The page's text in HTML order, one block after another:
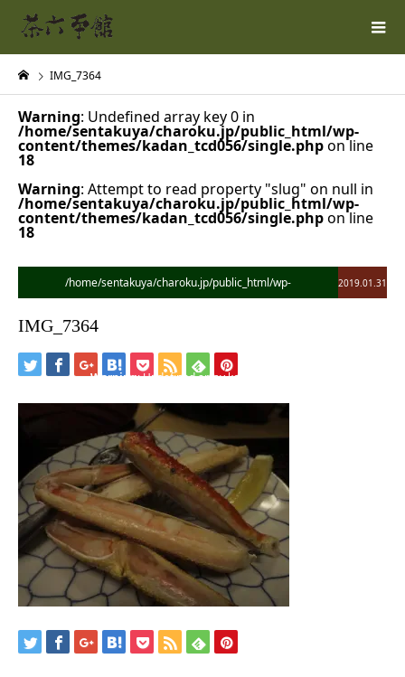
IMG_7364
Warning: Undefined array key 0 in
/home/sentakuya/charoku.jp/public_html/wp-
content/themes/kadan_tcd056/single.phpon line
18
Warning: Attempt to read property "slug" on null in
/home/sentakuya/charoku.jp/public_html/wp-
content/themes/kadan_tcd056/single.phpon line
18
/home/sentakuya/charoku.jp/public_html/wp-
Warning: Undefined array key 0 in
/home/sentakuya/charoku.jp/public_html/wp-
content/themes/kadan_tcd056/single.phpon line
Warning: Attempt to read property "name" on null in
/home/sentakuya/charoku.jp/public_html/wp-
content/themes/kadan_tcd056/single.php
2019.01.31
IMG_7364